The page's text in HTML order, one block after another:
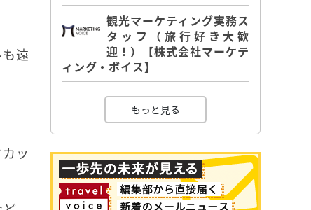
遠
ッ
観光マーケティング実務ス
タッフ（旅行好き大歓
迎！）【株式会社マーケテ
ィング・ボイス】
もっと見る